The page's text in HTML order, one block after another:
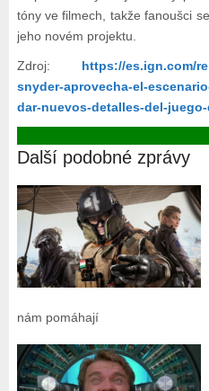
tóny ve filmech, takže fanoušci
jeho novém projektu.
Zdroj: https://es.ign.com/
snyder-aprovecha-el-
dar-nuevos-detalles-del-
Další podobné zprávy
nám pomáhají